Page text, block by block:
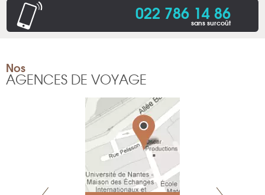
022 786 14 86
sans surcoût
Nos
AGENCES DE VOYAGE